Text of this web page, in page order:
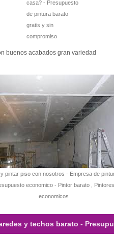
casa? - Presupuesto
de pintura barato
gratis y sin
compromiso
buenos acabados gran variedad
pintar piso con nosotros - Empresa de
economico - Pintor barato , Pintores
economicos
y techos barato -